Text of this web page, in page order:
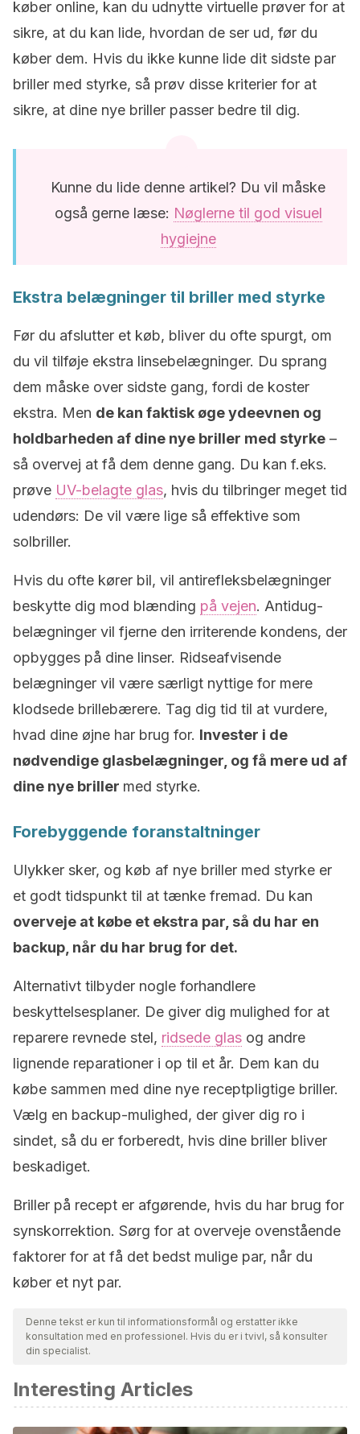
køber online, kan du udnytte virtuelle prøver for at
sikre, at du kan lide, hvordan de ser ud, før du
køber dem. Hvis du ikke kunne lide dit sidste par
briller med styrke, så prøv disse kriterier for at
sikre, at dine nye briller passer bedre til dig.
Kunne du lide denne artikel? Du vil måske
også gerne læse: Nøglerne til god visuel
hygiejne
Ekstra belægninger til briller med styrke
Før du afslutter et køb, bliver du ofte spurgt, om
du vil tilføje ekstra linsebelægninger. Du sprang
dem måske over sidste gang, fordi de koster
ekstra. Men de kan faktisk øge ydeevnen og
holdbarheden af dine nye briller med styrke –
så overvej at få dem denne gang. Du kan f.eks.
prøve UV-belagte glas, hvis du tilbringer meget tid
udendørs: De vil være lige så effektive som
solbriller.
Hvis du ofte kører bil, vil antirefleksbelægninger
beskytte dig mod blænding på vejen. Antidug-
belægninger vil fjerne den irriterende kondens, der
opbygges på dine linser. Ridseafvisende
belægninger vil være særligt nyttige for mere
klodsede brillebærere. Tag dig tid til at vurdere,
hvad dine øjne har brug for. Invester i de
nødvendige glasbelægninger, og få mere ud af
dine nye briller med styrke.
Forebyggende foranstaltninger
Ulykker sker, og køb af nye briller med styrke er
et godt tidspunkt til at tænke fremad. Du kan
overveje at købe et ekstra par, så du har en
backup, når du har brug for det.
Alternativt tilbyder nogle forhandlere
beskyttelsesplaner. De giver dig mulighed for at
reparere revnede stel, ridsede glas og andre
lignende reparationer i op til et år. Dem kan du
købe sammen med dine nye receptpligtige briller.
Vælg en backup-mulighed, der giver dig ro i
sindet, så du er forberedt, hvis dine briller bliver
beskadiget.
Briller på recept er afgørende, hvis du har brug for
synskorrektion. Sørg for at overveje ovenstående
faktorer for at få det bedst mulige par, når du
køber et nyt par.
Denne tekst er kun til informationsformål og erstatter ikke
konsultation med en professionel. Hvis du er i tvivl, så konsulter
din specialist.
Interesting Articles